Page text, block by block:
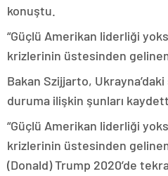
konuştu.
“Güçlü Amerikan liderliği
krizlerinin üstesinden
Bakan Szijjarto, Ukrayna’daki
duruma ilişkin şunları
“Güçlü Amerikan liderliği
krizlerinin üstesinden
(Donald) Trump 2020’de